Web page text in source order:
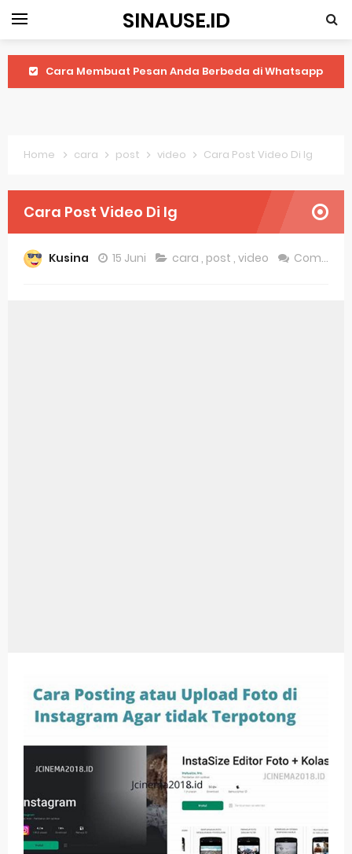
SINAUSE.ID
Cara Membuat Pesan Anda Berbeda di Whatsapp
Harga Laptop Acer Windows 10
Keytweak Windows 10
Cara Menginstal Windows 11
Bitcoin Miner Android: Apa Itu Dan Bagaimana Cara Menggunakannya
Pp Wa Couple Pasangan: Cara Terbaik Untuk Menjaga Hubungan
Cara Mengecek Windows Ori
Simpan Profil Ig Dengan Mudah
Aplikasi Togel Android: Solusi Praktis Untuk Pecinta Togel
Home cara post video Cara Post Video Di Ig
Cara Post Video Di Ig
Kusina 15 Juni cara , post , video Comment